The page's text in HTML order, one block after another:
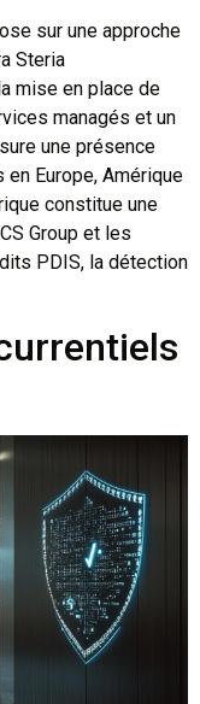
sur une approche
Steria
mise en place de
managés et un
une présence
Europe, Amérique
constitue une
Group et les
PDIS, la détection